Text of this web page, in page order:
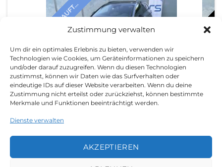
Zustimmung verwalten
Um dir ein optimales Erlebnis zu bieten, verwenden wir
Technologien wie Cookies, um Geräteinformationen zu speichern
und/oder darauf zuzugreifen. Wenn du diesen Technologien
zustimmst, können wir Daten wie das Surfverhalten oder
eindeutige IDs auf dieser Website verarbeiten. Wenn du deine
Zustimmung nicht erteilst oder zurückziehst, können bestimmte
Merkmale und Funktionen beeinträchtigt werden.
Dienste verwalten
AKZEPTIEREN
VERKAUFT...
AUDI A4 2018
LEGAL